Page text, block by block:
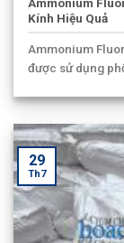
Kính Hiệu Quả
Ammonium
được sử dụng
29
Th7